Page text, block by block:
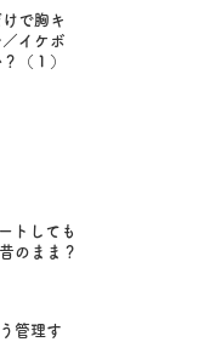
で胸キ
イケボ
（１）
トしても
のまま？
管理す